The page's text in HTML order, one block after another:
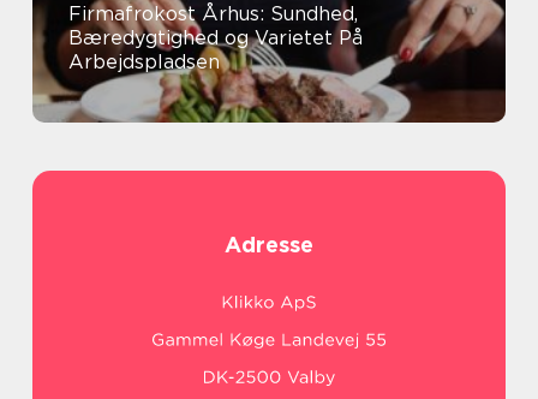
Firmafrokost Århus: Sundhed,
Bæredygtighed og Varietet På
Arbejdspladsen
Adresse